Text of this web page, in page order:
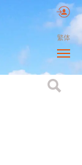
繁体